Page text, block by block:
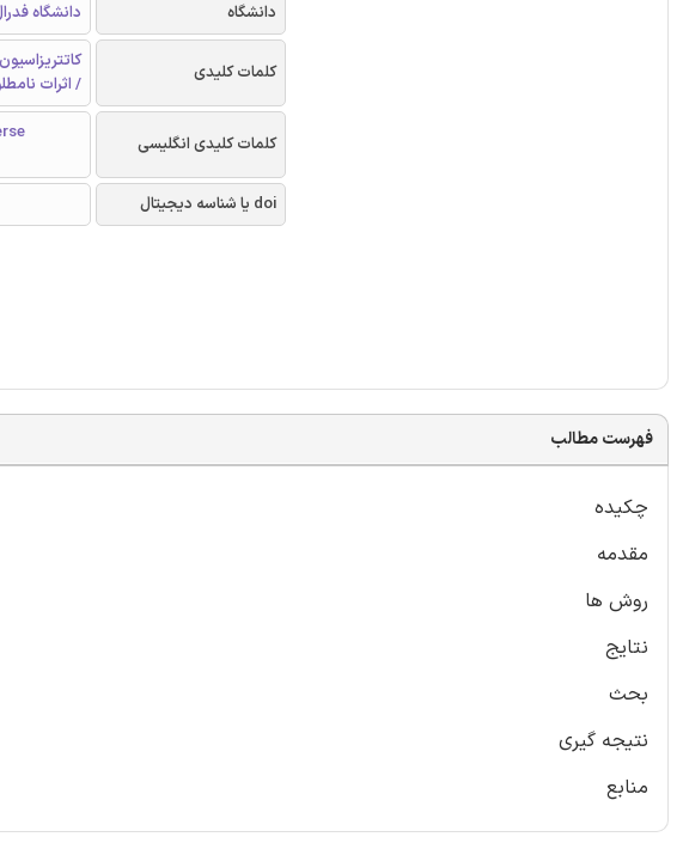
دانشگاه
دانشگاه
کلمات کلیدی
/ اثرات
کلمات کلیدی انگلیسی
doi یا شناسه دیجیتال
فهرست مطالب
چکیده
مقدمه
روش ها
نتایج
بحث
نتیجه گیری
منابع